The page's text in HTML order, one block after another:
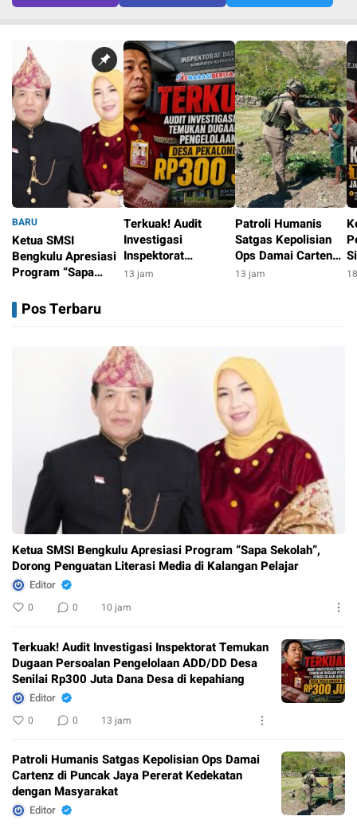
BARU
Ketua SMSI
Bengkulu Apresiasi
Program “Sapa
Penguatan Literasi
Media di Kalangan
Terkuak! Audit
Investigasi
Inspektorat
Temukan Dugaan
Dana Desa di
kepahiang
13 jam
Patroli Humanis
Satgas Kepolisian
Ops Damai Cartenz
di Puncak Jaya
13 jam
Pos Terbaru
Ketua SMSI Bengkulu Apresiasi Program “Sapa Sekolah”,
Dorong Penguatan Literasi Media di Kalangan Pelajar
Editor
0 0 10 jam
Terkuak! Audit Investigasi Inspektorat Temukan
Dugaan Persoalan Pengelolaan ADD/DD Desa
Senilai Rp300 Juta Dana Desa di kepahiang
Editor
0 0 13 jam
Patroli Humanis Satgas Kepolisian Ops Damai
Cartenz di Puncak Jaya Pererat Kedekatan
dengan Masyarakat
Editor